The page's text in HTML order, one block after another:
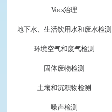
Vocs治理
地下水、生活饮用水和废水检测
环境空气和废气检测
固体废物检测
土壤和沉积物检测
噪声检测